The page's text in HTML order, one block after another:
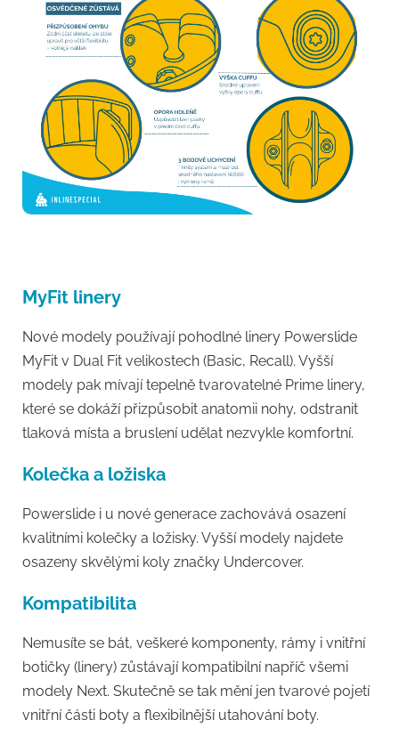
MyFit linery
Nové modely používají pohodlné linery Powerslide
MyFit v Dual Fit velikostech (Basic, Recall). Vyšší
modely pak mívají tepelně tvarovatelné Prime linery,
které se dokáží přizpůsobit anatomii nohy, odstranit
tlaková místa a bruslení udělat nezvykle komfortní.
Kolečka a ložiska
Powerslide i u nové generace zachovává osazení
kvalitními kolečky a ložisky. Vyšší modely najdete
osazeny skvělými koly značky Undercover.
Kompatibilita
Nemusíte se bát, veškeré komponenty, rámy i vnitřní
botičky (linery) zůstávají kompatibilní napříč všemi
modely Next. Skutečně se tak mění jen tvarové pojetí
vnitřní části boty a flexibilnější utahování boty.